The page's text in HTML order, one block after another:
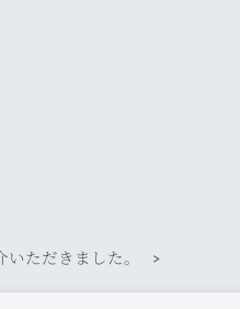
いただきました。